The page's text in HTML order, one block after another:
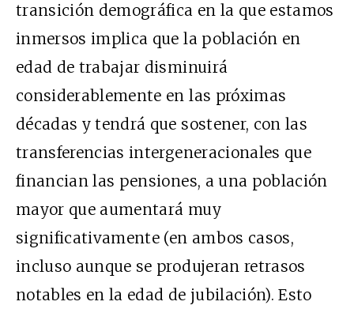
transición demográfica en la que estamos
inmersos implica que la población en
edad de trabajar disminuirá
considerablemente en las próximas
décadas y tendrá que sostener, con las
transferencias intergeneracionales que
financian las pensiones, a una población
mayor que aumentará muy
significativamente (en ambos casos,
incluso aunque se produjeran retrasos
notables en la edad de jubilación). Esto